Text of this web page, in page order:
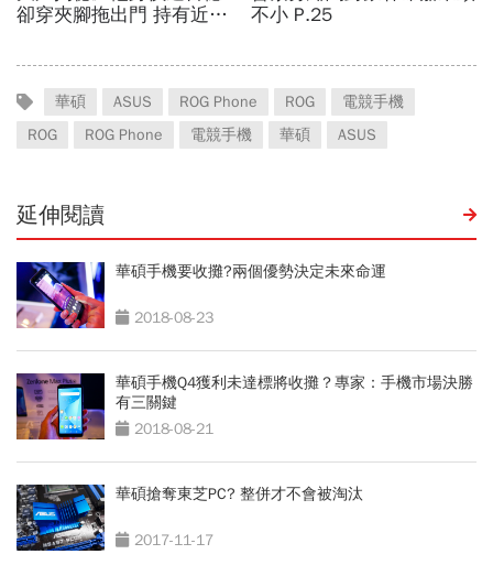
華碩 ASUS ROG Phone ROG
電競手機
ROG
ROG Phone 電競手機 華碩 ASUS
延伸閱讀
華碩手機要收攤?兩個優勢決定未來命運
2018-08-23
華碩手機Q4獲利未達標將收攤？專家：手機市場決勝
有三關鍵
2018-08-21
華碩搶奪東芝PC? 整併才不會被淘汰
2017-11-17